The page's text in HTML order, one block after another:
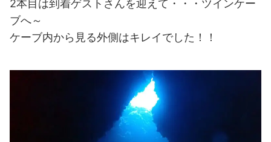
2本目は到着ゲストさんを迎えて・・・ツインケー
ブへ～
ケーブ内から見る外側はキレイでした！！